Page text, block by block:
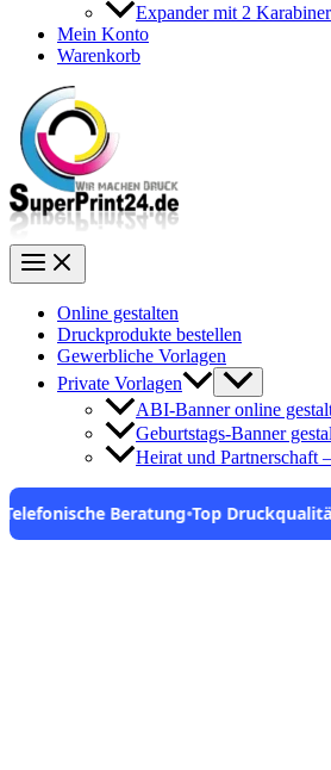
Expander mit 2
Mein Konto
Warenkorb
Online gestalten
Druckprodukte bestellen
Gewerbliche Vorlagen
Private Vorlagen
ABI-Banner online
Geburtstags-Banner
Heirat und Partnerschaft
Beratung•Top Druckqualität seit 25